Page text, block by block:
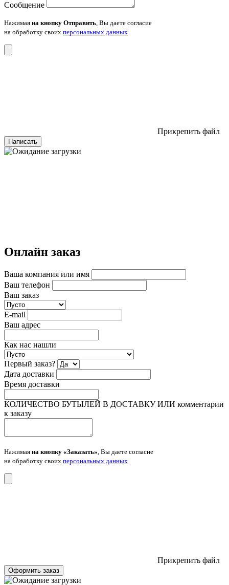
Сообщение
Нажимая на кнопку Отправить, Вы даете согласие
на обработку своих персональных данных
Прикрепить файл
Написать
Онлайн заказ
Ваша компания или имя
Ваш телефон
Ваш заказ
E-mail
Ваш адрес
Как нас нашли
Первый заказ?
Дата доставки
Время доставки
КОЛИЧЕСТВО БУТЫЛЕЙ В ДОСТАВКУ ИЛИ комментарии
к заказу
Нажимая на кнопку «Заказать», Вы даете согласие
на обработку своих персональных данных
Прикрепить файл
Оформить заказ